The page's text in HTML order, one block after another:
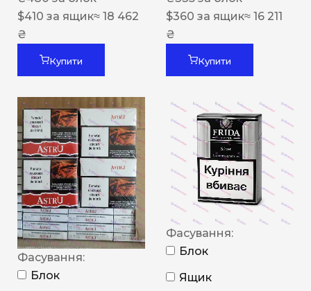
$410 за ящик≈ 18 462
₴
Купити
$360 за ящик≈ 16 211
₴
Купити
Фасування:
Блок
Фасування:
Блок
Ящик